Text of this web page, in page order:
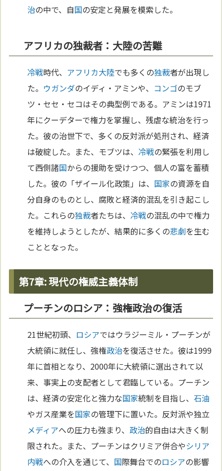
治の中で、自国の安定と発展を模索した。
アフリカの独裁者：大陸の苦難
冷戦時代、 アフリカ大陸でも多くの独裁者が出現し
た。 ウガンダのイディ・アミンや、 コンゴのモブ
ツ・セセ・セコはその典型例である。アミンは1971
年にクーデターで権力を掌握し、残虐な統治を行っ
た。彼の治世下で、多くの反対派が処刑され、経済
は破綻した。また、モブツは、冷戦の緊張を利用し
て西側諸国からの援助を受けつつ、個人の富を蓄積
した。彼の「ザイール化政策」は、 国家の資源を自
分自身のものとし、腐敗と経済的混乱を引き起こし
た。これらの独裁者たちは、冷戦の混乱の中で権力
を維持しようとしたが、結果的に多くの悲劇を生む
こととなった。
第7章: 現代の権威主義体制
プーチンのロシア：強権政治の復活
21世紀初頭、 ロシアではウラジーミル・プーチンが
大統領に就任し、強権政治を復活させた。彼は1999
年に首相となり、2000年に大統領に選出されて以
来、事実上の支配者として君臨している。プーチン
は、経済の安定化と強力な国家統制を目指し、石油
やガス産業を国家の管理下に置いた。反対派や独立
メディアへの圧力も強まり、 政治的自由は大きく制
限された。また、プーチンはクリミア併合やシリア
内戦への介入を通じて、 国際舞台でのロシアの影響